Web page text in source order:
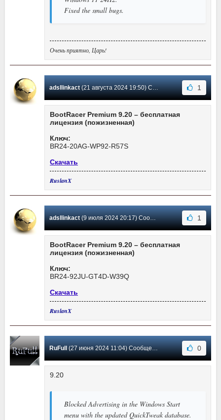
Fixed the small bugs.
Очень приятно, Царь!
adsllinkact(21 августа 2024 19:50) Сообщение #163 1
BootRacer Premium 9.20 – бесплатная
лицензия (пожизненная)
Ключ:
BR24-20AG-WP92-R57S
Скачать
RuslanX
adsllinkact(9 июля 2024 20:17) Сообщение #162 1
BootRacer Premium 9.20 – бесплатная
лицензия (пожизненная)
Ключ:
BR24-92JU-GT4D-W39Q
Скачать
RuslanX
RuFull(27 июня 2024 11:04) Сообщение #161 0
9.20
Blocked Advertising in the Windows Start
menu with the updated QuickTweak database.